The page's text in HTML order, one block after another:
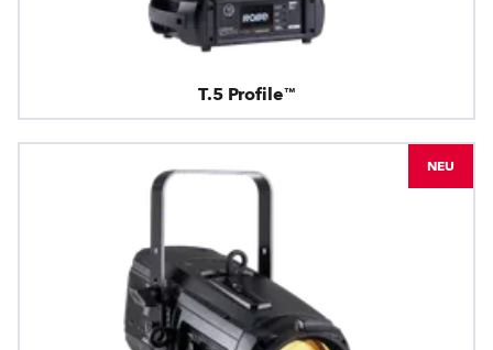
T.5 Profile™
NEU